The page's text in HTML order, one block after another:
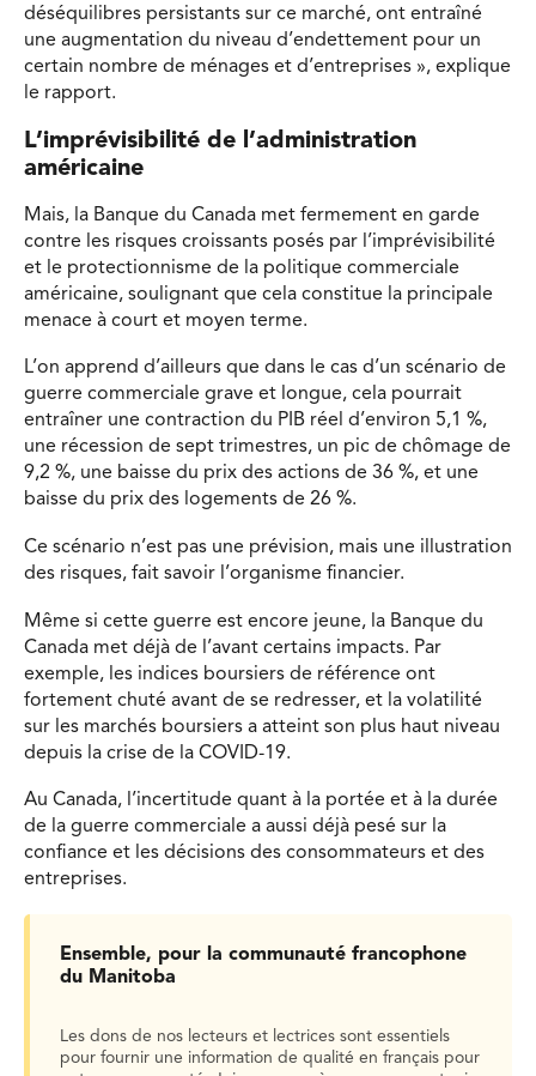
déséquilibres persistants sur ce marché, ont entraîné
une augmentation du niveau d’endettement pour un
certain nombre de ménages et d’entreprises », explique
le rapport.
L’imprévisibilité de l’administration
américaine
Mais, la Banque du Canada met fermement en garde
contre les risques croissants posés par l’imprévisibilité
et le protectionnisme de la politique commerciale
américaine, soulignant que cela constitue la principale
menace à court et moyen terme.
L’on apprend d’ailleurs que dans le cas d’un scénario de
guerre commerciale grave et longue, cela pourrait
entraîner une contraction du PIB réel d’environ 5,1 %,
une récession de sept trimestres, un pic de chômage de
9,2 %, une baisse du prix des actions de 36 %, et une
baisse du prix des logements de 26 %.
Ce scénario n’est pas une prévision, mais une illustration
des risques, fait savoir l’organisme financier.
Même si cette guerre est encore jeune, la Banque du
Canada met déjà de l’avant certains impacts. Par
exemple, les indices boursiers de référence ont
fortement chuté avant de se redresser, et la volatilité
sur les marchés boursiers a atteint son plus haut niveau
depuis la crise de la COVID-19.
Au Canada, l’incertitude quant à la portée et à la durée
de la guerre commerciale a aussi déjà pesé sur la
confiance et les décisions des consommateurs et des
entreprises.
Ensemble, pour la communauté francophone
du Manitoba
Les dons de nos lecteurs et lectrices sont essentiels
pour fournir une information de qualité en français pour